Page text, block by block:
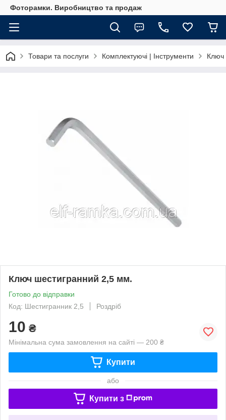
Фоторамки. Виробництво та продаж
Товари та послуги Комплектуючі | Інструменти Ключ
Ключ шестигранний 2,5 мм.
Готово до відправки
Код: Шестигранник 2,5
Роздріб
10 ₴
Мінімальна сума замовлення на сайті — 200 ₴
Купити
або
Купити з